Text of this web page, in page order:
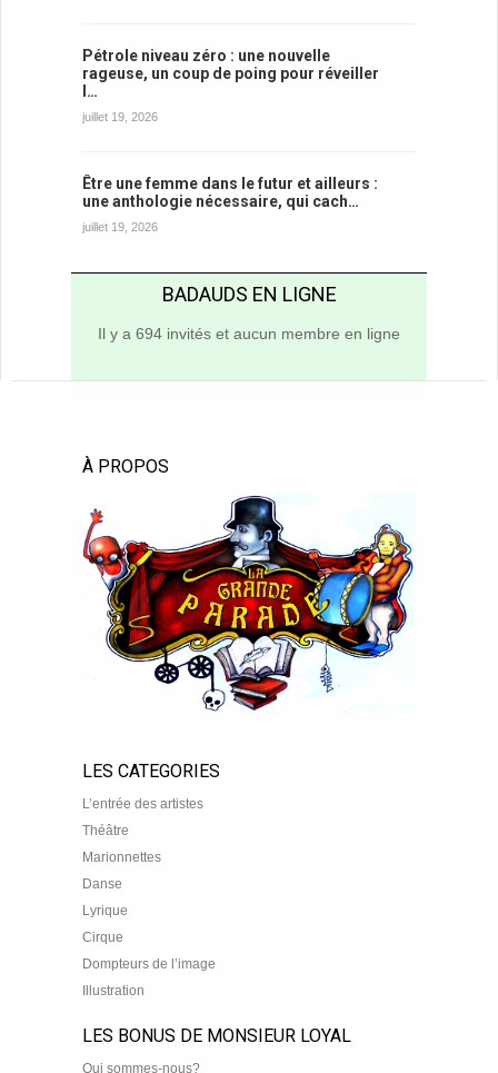
Pétrole niveau zéro : une nouvelle
rageuse, un coup de poing pour réveiller
l…
juillet 19, 2026
Être une femme dans le futur et ailleurs :
une anthologie nécessaire, qui cach…
juillet 19, 2026
BADAUDS EN LIGNE
Il y a 694 invités et aucun membre en ligne
À PROPOS
LES CATEGORIES
L’entrée des artistes
Théâtre
Marionnettes
Danse
Lyrique
Cirque
Dompteurs de l’image
Illustration
LES BONUS DE MONSIEUR LOYAL
Qui sommes-nous?